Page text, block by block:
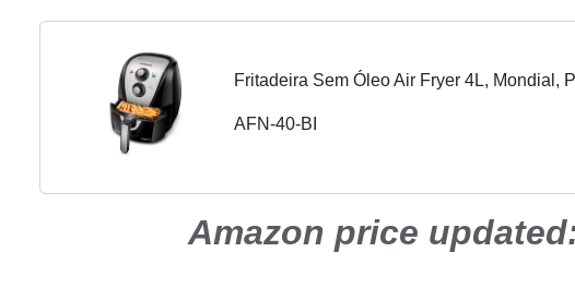
Fritadeira Sem Óleo Air Fryer 4L, Mondial,
AFN-40-BI
Amazon price